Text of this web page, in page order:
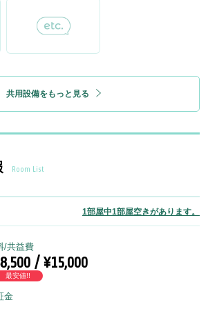
共用設備をもっと見る
Room List
1部屋中1部屋空きがあります。
/共益費
/ ¥15,000
最安値!!
金